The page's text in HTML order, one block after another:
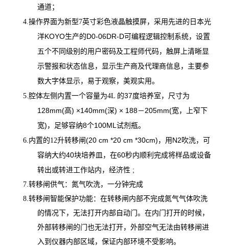
通道；
4.操作界面为新型7英寸彩色液晶触摸屏，采用先进的日本光
洋KOYO生产的D0-06DR-D可编程逻辑控制系统，设置
五个不同级别的用户密码及工程师代码，触屏上清晰显
示警报和状态信息，显示生产商及代理商信息，主要参
数大字体显示，易于观察，美观实用。
5.腔体左侧内置一个容量为4L 的37度培养室，尺寸为
128mm(高) ×140mm(深) × 188－205mm(宽，上窄下
宽)，足够容纳8个100ML试剂瓶。
6.内置的12升转移闸(20 cm *20 cm *30cm)，用N2吹洗，可
容纳大约40块培养皿，在60秒内顺利完成将样品或设备
转出或转进工作站内，经济性 ;
7.转移闸供气：氮气吹洗，一分钟完成
8.转移闸智能保护功能：在转移闸内部不完成氮气气体吹洗
的情况下，无法打开内部自动门。在内门打开的时候，
外部转移闸的门也无法打开，外部空气无法由转移闸进
入到仪器内部区域，保证内部环境不受影响。